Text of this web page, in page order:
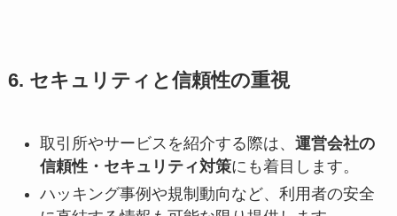
6. セキュリティと信頼性の重視
取引所やサービスを紹介する際は、 運営会社の
信頼性・セキュリティ対策にも着目します。
ハッキング事例や規制動向など、利用者の安全